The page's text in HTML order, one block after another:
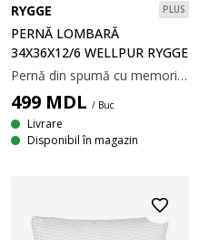
RYGGE PLUS
PERNĂ LOMBARĂ
34X36X12/6 WELLPUR RYGGE
Pernă din spumă cu memorie AIR care înlătură presiunea musculară, infuzată cu cărbune de bambus care absoarbe umezeala. Spuma cu memorie AIR se modelează rapid și precis pe spate. Țesătură din 100% poliester. Temperatură spălare: 60°C. Incl. geanta de depozitare. 34x36x12 cm
499 MDL / Buc
Livrare
Disponibil în magazin